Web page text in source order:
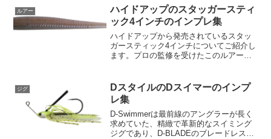
ルアー
ハイドアップのスタッガースティ
ック4インチのインプレ集
ハイドアップから発売されているスタッ
ガースティック4インチについてご紹介し
ます。プロの監修を受けたこのルアー
く特徴を見ていきましょう。【スタッガ
ースティック4インチの基...
ジグ
DスタイルのDスイマーのインプ
レ集
D-Swimmerは最前線のアングラーが長く
求めていた、精緻で革新的なスイミング
ジグであり、D-BLADEのブレードレスチ